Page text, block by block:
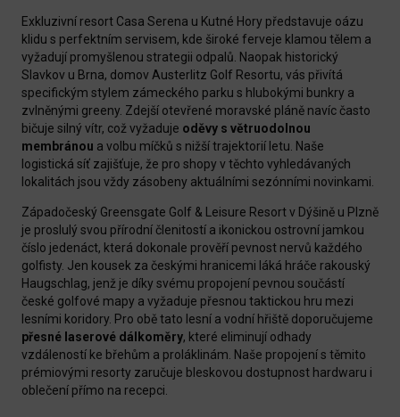
Exkluzivní resort Casa Serena u Kutné Hory představuje oázu
klidu s perfektním servisem, kde široké ferveje klamou tělem a
vyžadují promyšlenou strategii odpalů. Naopak historický
Slavkov u Brna, domov Austerlitz Golf Resortu, vás přivítá
specifickým stylem zámeckého parku s hlubokými bunkry a
zvlněnými greeny. Zdejší otevřené moravské pláně navíc často
bičuje silný vítr, což vyžaduje oděvy s větruodolnou
membránou a volbu míčků s nižší trajektorií letu. Naše
logistická síť zajišťuje, že pro shopy v těchto vyhledávaných
lokalitách jsou vždy zásobeny aktuálními sezónními novinkami.
Západočeský Greensgate Golf & Leisure Resort v Dýšině u Plzně
je proslulý svou přírodní členitostí a ikonickou ostrovní jamkou
číslo jedenáct, která dokonale prověří pevnost nervů každého
golfisty. Jen kousek za českými hranicemi láká hráče rakouský
Haugschlag, jenž je díky svému propojení pevnou součástí
české golfové mapy a vyžaduje přesnou taktickou hru mezi
lesními koridory. Pro obě tato lesní a vodní hřiště doporučujeme
přesné laserové dálkoměry, které eliminují odhady
vzdáleností ke břehům a proláklinám. Naše propojení s těmito
prémiovými resorty zaručuje bleskovou dostupnost hardwaru i
oblečení přímo na recepci.